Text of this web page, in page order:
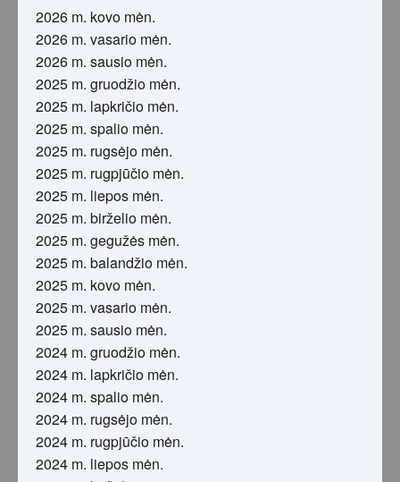
2026 m. kovo mėn.
2026 m. vasario mėn.
2026 m. sausio mėn.
2025 m. gruodžio mėn.
2025 m. lapkričio mėn.
2025 m. spalio mėn.
2025 m. rugsėjo mėn.
2025 m. rugpjūčio mėn.
2025 m. liepos mėn.
2025 m. birželio mėn.
2025 m. gegužės mėn.
2025 m. balandžio mėn.
2025 m. kovo mėn.
2025 m. vasario mėn.
2025 m. sausio mėn.
2024 m. gruodžio mėn.
2024 m. lapkričio mėn.
2024 m. spalio mėn.
2024 m. rugsėjo mėn.
2024 m. rugpjūčio mėn.
2024 m. liepos mėn.